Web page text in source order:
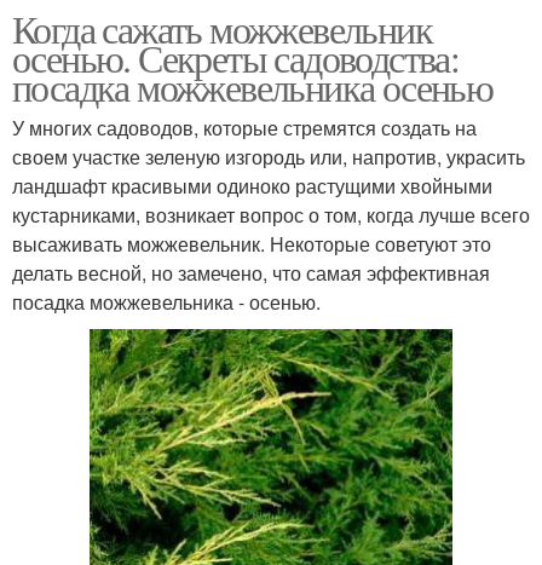
Когда сажать можжевельник
осенью. Секреты садоводства:
посадка можжевельника осенью
У многих садоводов, которые стремятся создать на
своем участке зеленую изгородь или, напротив, украсить
ландшафт красивыми одиноко растущими хвойными
кустарниками, возникает вопрос о том, когда лучше всего
высаживать можжевельник. Некоторые советуют это
делать весной, но замечено, что самая эффективная
посадка можжевельника - осенью.